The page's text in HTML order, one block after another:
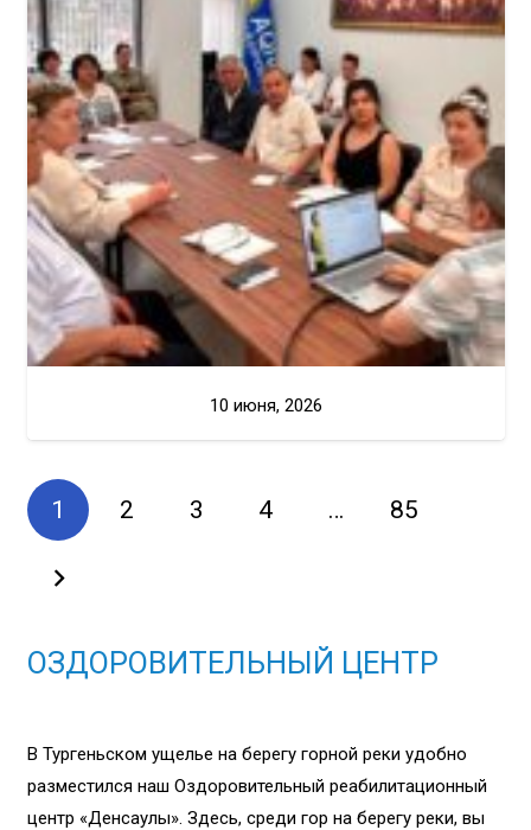
10 июня, 2026
1 2 3 4 … 85
ОЗДОРОВИТЕЛЬНЫЙ ЦЕНТР
В Тургеньском ущелье на берегу горной реки удобно
разместился наш Оздоровительный реабилитационный
центр «Денсаулық». Здесь, среди гор на берегу реки, вы